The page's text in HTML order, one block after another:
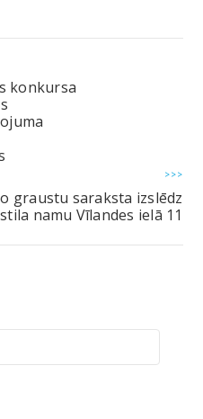
konkursa
>>>
graustu saraksta izslēdz
namu Vīlandes ielā 11